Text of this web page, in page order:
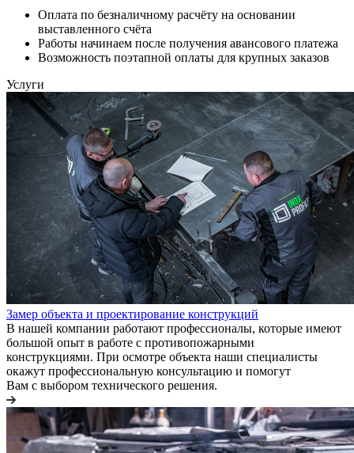
Оплата по безналичному расчёту на основании
выставленного счёта
Работы начинаем после получения авансового платежа
Возможность поэтапной оплаты для крупных заказов
Услуги
Замер объекта и проектирование конструкций
В нашей компании работают профессионалы, которые имеют
большой опыт в работе с противопожарными
конструкциями. При осмотре объекта наши специалисты
окажут профессиональную консультацию и помогут
Вам с выбором технического решения.